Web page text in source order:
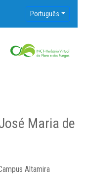
Português
Maria de
Altamira